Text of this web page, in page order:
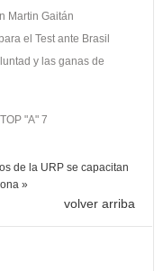
Martin Gaitán
el Test ante Brasil
y las ganas de
"A" 7
de la URP se capacitan
»
volver arriba